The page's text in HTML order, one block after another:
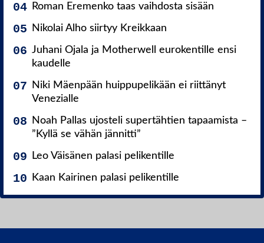
Roman Eremenko taas vaihdosta sisään
Nikolai Alho siirtyy Kreikkaan
Juhani Ojala ja Motherwell eurokentille ensi
kaudelle
Niki Mäenpään huippupelikään ei riittänyt
Venezialle
Noah Pallas ujosteli supertähtien tapaamista –
”Kyllä se vähän jännitti”
Leo Väisänen palasi pelikentille
Kaan Kairinen palasi pelikentille